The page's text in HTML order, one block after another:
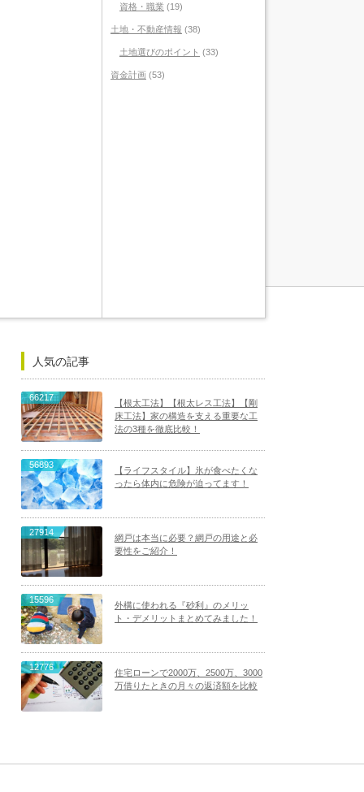
資格・職業 (19)
土地・不動産情報 (38)
土地選びのポイント (33)
資金計画 (53)
人気の記事
66217
【根太工法】【根太レス工法】【剛
床工法】家の構造を支える重要な工
法の3種を徹底比較！
56893
【ライフスタイル】氷が食べたくな
ったら体内に危険が迫ってます！
27914
網戸は本当に必要？網戸の用途と必
要性をご紹介！
15596
外構に使われる『砂利』のメリッ
ト・デメリットまとめてみました！
12776
住宅ローンで2000万、2500万、3000
万借りたときの月々の返済額を比較